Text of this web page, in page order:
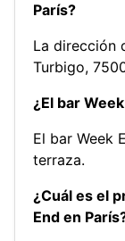
París?
La dirección
Turbigo,
¿El bar
El bar Week
terraza.
¿Cuál es el
End en